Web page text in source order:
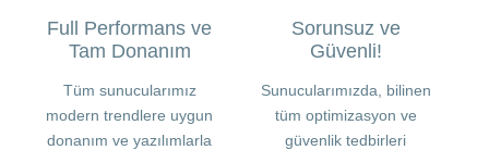
Full Performans ve
Tam Donanım
Tüm sunucularımız
modern trendlere uygun
donanım ve yazılımlarla
Sorunsuz ve
Güvenli!
Sunucularımızda, bilinen
tüm optimizasyon ve
güvenlik tedbirleri